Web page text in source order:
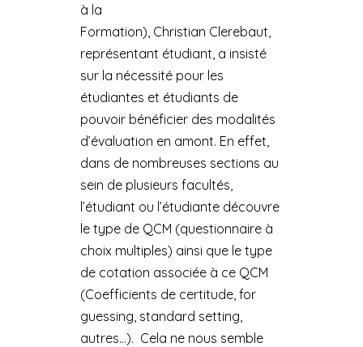
à la
Formation), Christian Clerebaut,
représentant étudiant, a insisté
sur la nécessité pour les
étudiantes et étudiants de
pouvoir bénéficier des modalités
d’évaluation en amont. En effet,
dans de nombreuses sections au
sein de plusieurs facultés,
l’étudiant ou l’étudiante découvre
le type de QCM (questionnaire à
choix multiples) ainsi que le type
de cotation associée à ce QCM
(Coefficients de certitude, for
guessing, standard setting,
autres…). Cela ne nous semble